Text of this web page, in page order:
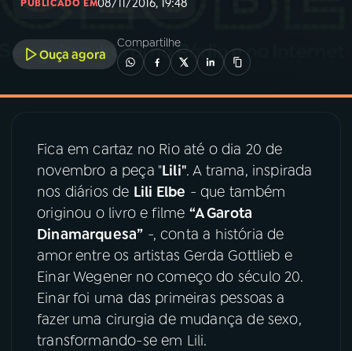
04 PROGRAMAS
05 PODCASTS
06VIDEOCASTS
ÚLTIMAS
PUBLICADO EM08/11/2016, 19:48
Ouça agora
Compartilhe
Fica em cartaz no Rio até o dia 20 de
novembro a peça "Lili". A trama, inspirada
nos diários de Lili Elbe - que também
originou o livro e filme “A Garota
Dinamarquesa” -, conta a história de
amor entre os artistas Gerda Gottlieb e
Einar Wegener no começo do século 20.
Einar foi uma das primeiras pessoas a
fazer uma cirurgia de mudança de sexo,
transformando-se em Lili.